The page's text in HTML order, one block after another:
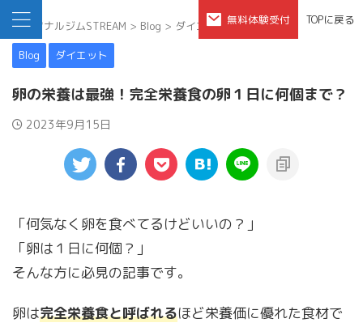
無料体験受付 TOPに戻る
パーソナルジムSTREAM > Blog > ダイエット
>
Blog
ダイエット
卵の栄養は最強！完全栄養食の卵１日に何個まで？
2023年9月15日
「何気なく卵を食べてるけどいいの？」
「卵は１日に何個？」
そんな方に必見の記事です。
卵は完全栄養食と呼ばれるほど栄養価に優れた食材で